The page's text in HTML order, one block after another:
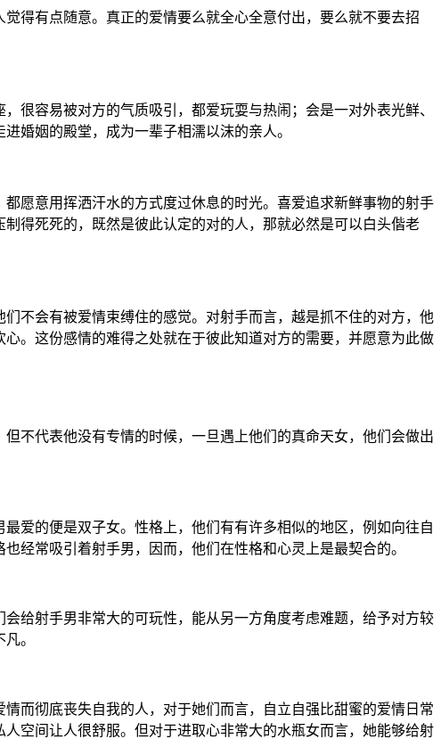
得有点随意。真正的爱情要么就全心全意付出，要么就不要去招
很容易被对方的气质吸引，都爱玩耍与热闹；会是一对外表光鲜、
婚姻的殿堂，成为一辈子相濡以沫的亲人。
愿意用挥洒汗水的方式度过休息的时光。喜爱追求新鲜事物的射手
得死死的，既然是彼此认定的对的人，那就必然是可以白头偕老
不会有被爱情束缚住的感觉。对射手而言，越是抓不住的对方，他
。这份感情的难得之处就在于彼此知道对方的需要，并愿意为此做
不代表他没有专情的时候，一旦遇上他们的真命天女，他们会做出
爱的便是双子女。性格上，他们有有许多相似的地区，例如向往自
经常吸引着射手男，因而，他们在性格和心灵上是最契合的。
给射手男非常大的可玩性，能从另一方角度考虑难题，给予对方较
。
而彻底丧失自我的人，对于她们而言，自立自强比甜蜜的爱情日常
空间让人很舒服。但对于进取心非常大的水瓶女而言，她能够给射